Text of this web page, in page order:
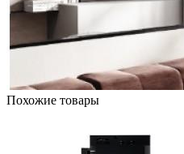
Похожие товары